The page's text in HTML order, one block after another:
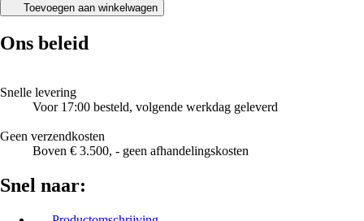
Toevoegen aan winkelwagen
Ons beleid
Snelle levering
Voor 17:00 besteld, volgende werkdag geleverd
Geen verzendkosten
Boven € 3.500, - geen afhandelingskosten
Snel naar: